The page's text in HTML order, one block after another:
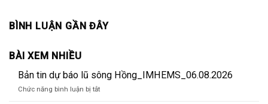
BÌNH LUẬN GẦN ĐÂY
BÀI XEM NHIỀU
Bản tin dự báo lũ sông Hồng_IMHEMS_06.08.2026
Chức năng bình luận bị tắtở